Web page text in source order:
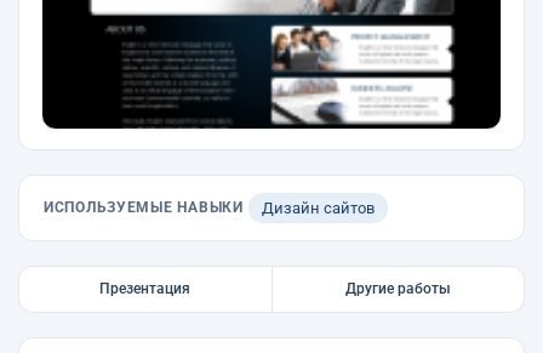
ИСПОЛЬЗУЕМЫЕ НАВЫКИ Дизайн сайтов
Презентация Другие работы